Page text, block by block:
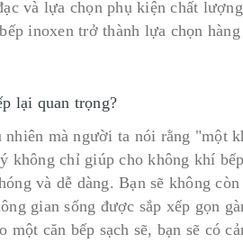
và lựa chọn phụ kiện chất
inoxen trở thành lựa chọn
lại quan trọng?
nhiên mà người ta nói rằng "một
không chỉ giúp cho không khí
và dễ dàng. Bạn sẽ không
gian sống được sắp xếp gọn
căn bếp sạch sẽ, bạn sẽ có